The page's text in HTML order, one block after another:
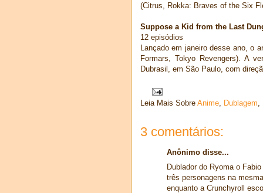
(Citrus, Rokka: Braves of the Six
Suppose a Kid from the Last
12 episódios
Lançado em janeiro desse ano, o
Formars, Tokyo Revengers). A
Dubrasil, em São Paulo, com
Leia Mais Sobre Anime, Dublagem,
3 comentários:
Anônimo disse...
Dublador do Ryoma o
três personagens na
enquanto a Crunchyroll